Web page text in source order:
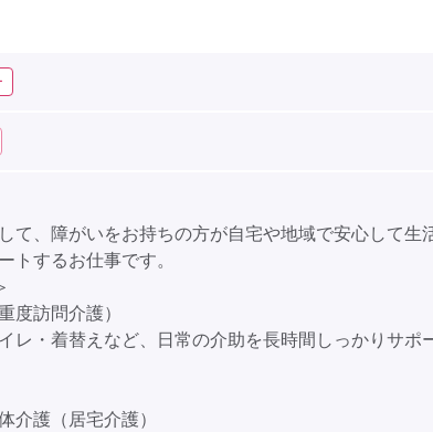
て、障がいをお持ちの方が自宅や地域で安心して生
トするお仕事です。
度訪問介護）
レ・着替えなど、日常の介助を長時間しっかりサポ
介護（居宅介護）